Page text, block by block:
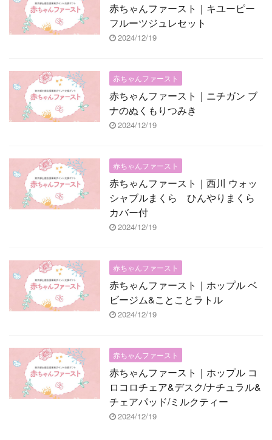
赤ちゃんファースト｜キユーピー
フルーツジュレセット
2024/12/19
赤ちゃんファースト
赤ちゃんファースト｜ニチガン ブ
ナのぬくもりつみき
2024/12/19
赤ちゃんファースト
赤ちゃんファースト｜西川 ウォッ
シャブルまくら ひんやりまくら
カバー付
2024/12/19
赤ちゃんファースト
赤ちゃんファースト｜ホップル ベ
ビージム&ことことラトル
2024/12/19
赤ちゃんファースト
赤ちゃんファースト｜ホップル コ
ロコロチェア&デスク/ナチュラル&
チェアパッド/ミルクティー
2024/12/19